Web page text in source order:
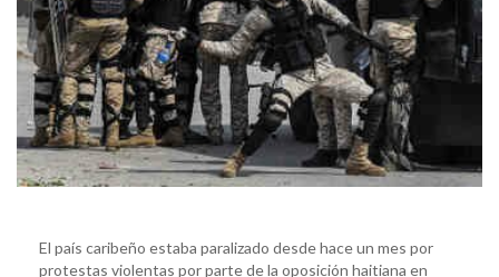
El país caribeño estaba paralizado desde hace un mes por
protestas violentas por parte de la oposición haitiana en